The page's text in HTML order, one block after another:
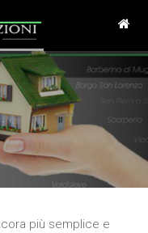
più semplice e